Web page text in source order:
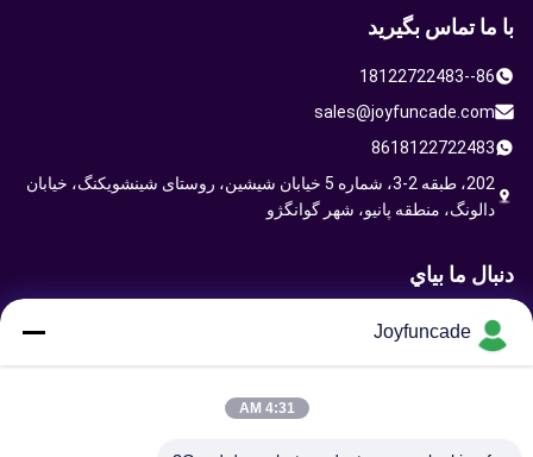
با ما تماس بگیرید
86--18122722483
sales@joyfuncade.com
8618122722483
202، طبقه 2-3، شماره 5 خیابان شیشین، روستای شینشویکنگ، خیابان
دالونگ، منطقه پانیو، شهر گوانگژو
دنبال ما بياي
Joyfuncade
4:31 AM